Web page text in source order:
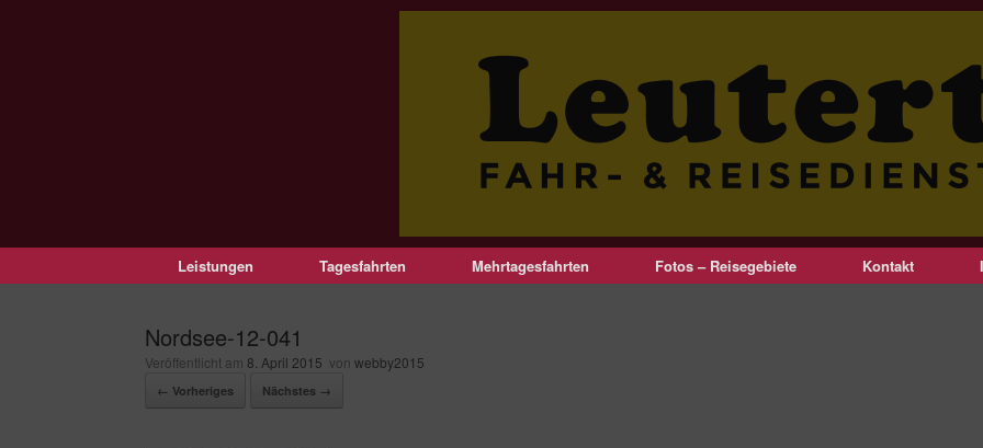
Leistungen Tagesfahrten Mehrtagesfahrten Fotos – Reisegebiete Kontakt
Nordsee-12-041
Veröffentlicht am 8. April 2015 von webby2015
← Vorheriges Nächstes →